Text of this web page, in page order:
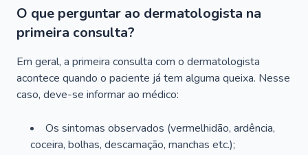
O que perguntar ao dermatologista na
primeira consulta?
Em geral, a primeira consulta com o dermatologista
acontece quando o paciente já tem alguma queixa. Nesse
caso, deve-se informar ao médico:
Os sintomas observados (vermelhidão, ardência,
coceira, bolhas, descamação, manchas etc.);